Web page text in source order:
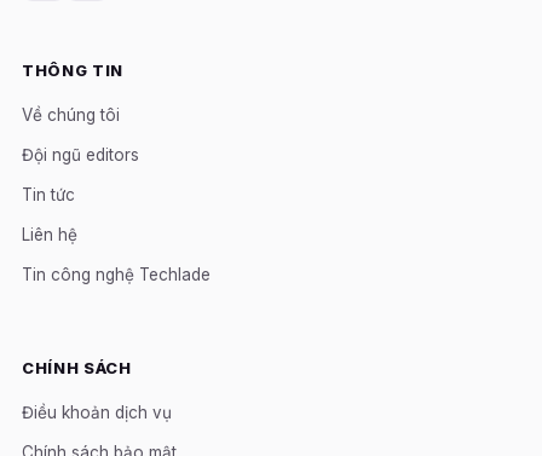
THÔNG TIN
Về chúng tôi
Đội ngũ editors
Tin tức
Liên hệ
Tin công nghệ Techlade
CHÍNH SÁCH
Điều khoản dịch vụ